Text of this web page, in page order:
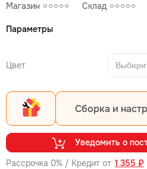
Магазин Склад
Рассрочка 0% / Кредит от 1 355 ₽
Параметры
Цвет
Сборка и
Уведомить о